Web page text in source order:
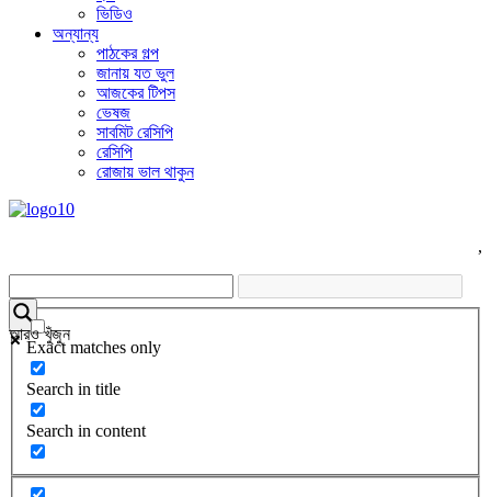
ভিডিও
অন্যান্য
পাঠকের গল্প
জানায় যত ভুল
আজকের টিপস
ভেষজ
সাবমিট রেসিপি
রেসিপি
রোজায় ভাল থাকুন
,
আরও খুঁজুন
Exact matches only
Search in title
Search in content